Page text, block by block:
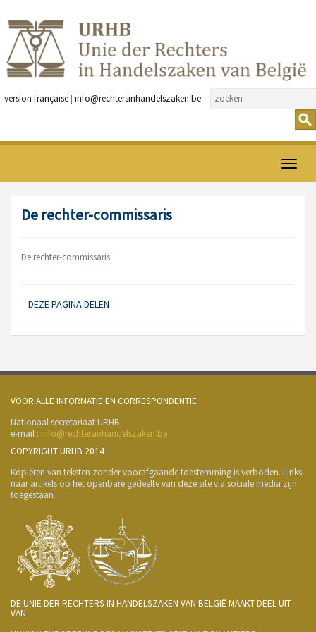
version française | info@rechtersinhandelszaken.be
Open
De rechter-commissaris
De rechter-commissaris
DEZE PAGINA DELEN
VOOR ALLE INFORMATIE EN CORRESPONDENTIE :
Nationaal secretariaat URHB
e-mail : info@rechtersinhandelszaken.be
COPYRIGHT URHB 2014
Kopiëren van teksten zonder voorafgaande toestemming is verboden. Links
naar artikels op het openbare gedeelte van deze site via sociale media zijn
toegestaan.
DE UNIE DER RECHTERS IN HANDELSZAKEN VAN BELGIË MAAKT DEEL UIT
VAN